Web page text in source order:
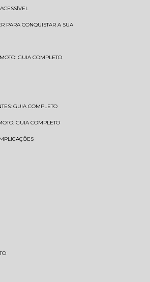
PARA CONQUISTAR A SUA
GUIA COMPLETO
GUIA COMPLETO
GUIA COMPLETO